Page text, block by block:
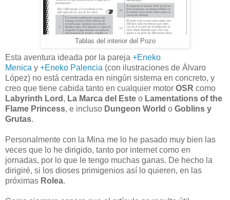
Tablas del interior del Pozo
Esta aventura ideada por la pareja +Eneko
Menica y +Eneko Palencia (con ilustraciones de Álvaro
López) no está centrada en ningún sistema en concreto, y
creo que tiene cabida tanto en cualquier motor OSR como
Labyrinth Lord , La Marca del Este o Lamentations of the
Flame Princess, e incluso Dungeon World o Goblins y
Grutas.
Personalmente con la Mina me lo he pasado muy bien las
veces que lo he dirigido, tanto por internet como en
jornadas, por lo que le tengo muchas ganas. De hecho la
dirigiré, si los dioses primigenios así lo quieren, en las
próximas Rolea.